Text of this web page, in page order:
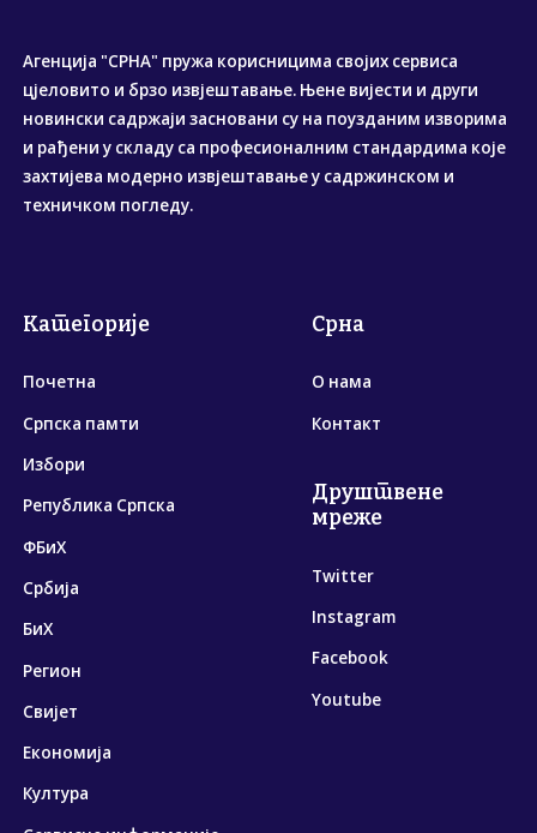
Агенција "СРНА" пружа корисницима својих сервиса
цјеловито и брзо извјештавање. Њене вијести и други
новински садржаји засновани су на поузданим изворима
и рађени у складу са професионалним стандардима које
захтијева модерно извјештавање у садржинском и
техничком погледу.
Категорије
Почетна
Српска памти
Избори
Република Српска
ФБиХ
Србија
БиХ
Регион
Свијет
Економија
Култура
Срна
О нама
Контакт
Друштвене
мреже
Twitter
Instagram
Facebook
Youtube